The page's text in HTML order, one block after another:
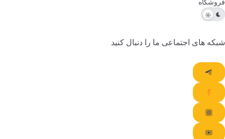
های اجتماعی ما را دنبال کنید